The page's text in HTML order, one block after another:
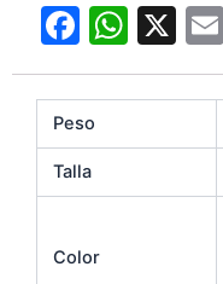
F
a
c
e
b
o
W
h
at
s
X
Peso
Talla
Color